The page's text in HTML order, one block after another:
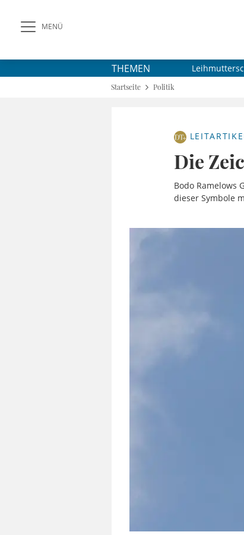
MENÜ
THEMEN
Startseite Politik
Die
Bodo Ramelows
dieser Symbole